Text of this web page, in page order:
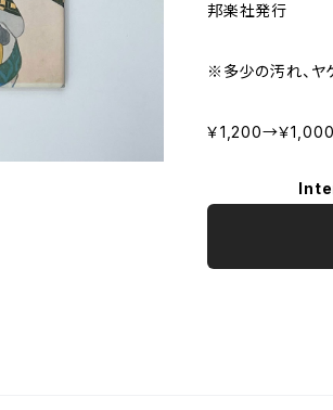
邦楽社発行
※多少の汚れ、ヤ
￥1,200→￥